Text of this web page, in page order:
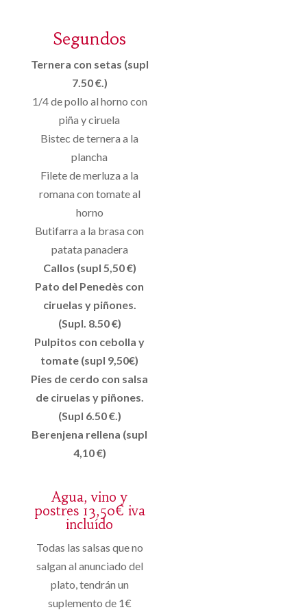
Segundos
Ternera con setas (supl
7.50 €.)
1/4 de pollo al horno con
piña y ciruela
Bistec de ternera a la
plancha
Filete de merluza a la
romana con tomate al
horno
Butifarra a la brasa con
patata panadera
Callos (supl 5,50 €)
Pato del Penedès con
ciruelas y piñones.
(Supl. 8.50 €)
Pulpitos con cebolla y
tomate (supl 9,50€)
Pies de cerdo con salsa
de ciruelas y piñones.
(Supl 6.50 €.)
Berenjena rellena (supl
4,10 €)
Agua, vino y
postres 13,50€ iva
incluído
Todas las salsas que no
salgan al anunciado del
plato, tendrán un
suplemento de 1€